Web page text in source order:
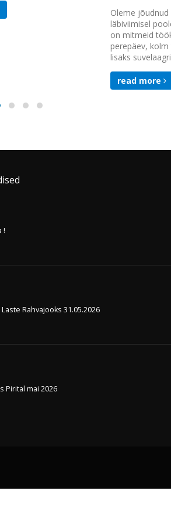
Oleme jõudnud
läbiviimisel
on mitmeid
perepäev,
lisaks
read more
!
Rahvajooks 31.05.2026
Pirital mai 2026